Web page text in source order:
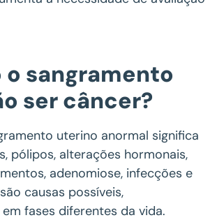
o sangramento
ser câncer?
uterino anormal significa
pólipos, alterações hormonais,
adenomiose, infecções e
causas possíveis,
fases diferentes da vida.